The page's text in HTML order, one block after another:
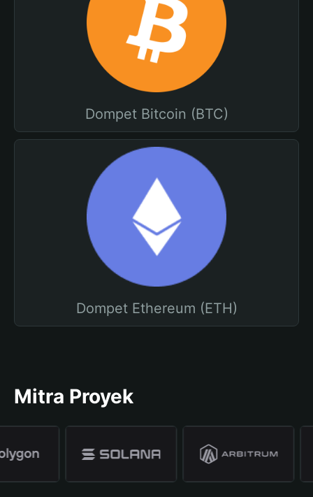
Dompet Bitcoin (BTC)
Dompet Ethereum (ETH)
Mitra Proyek